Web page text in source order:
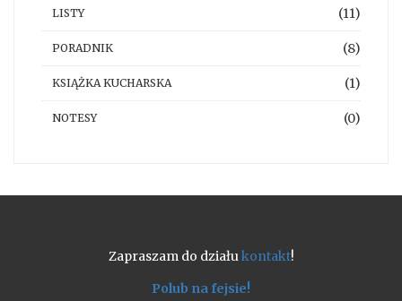
LISTY (11)
PORADNIK (8)
KSIĄŻKA KUCHARSKA (1)
NOTESY (0)
Zapraszam do działukontakt!
Polub na fejsie!